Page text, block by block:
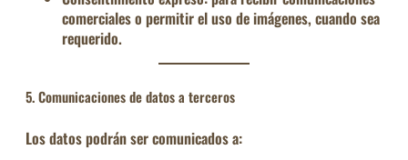
comerciales o permitir el uso de imágenes, cuando sea
requerido.
5. Comunicaciones de datos a terceros
Los datos podrán ser comunicados a: